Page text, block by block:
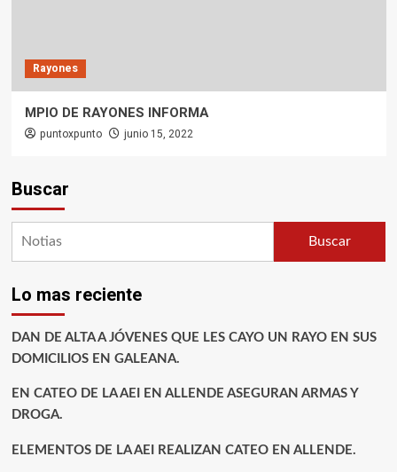
Rayones
MPIO DE RAYONES INFORMA
puntoxpunto junio 15, 2022
Buscar
Buscar
Lo mas reciente
DAN DE ALTA A JÓVENES QUE LES CAYO UN RAYO EN SUS
DOMICILIOS EN GALEANA.
EN CATEO DE LA AEI EN ALLENDE ASEGURAN ARMAS Y
DROGA.
ELEMENTOS DE LA AEI REALIZAN CATEO EN ALLENDE.